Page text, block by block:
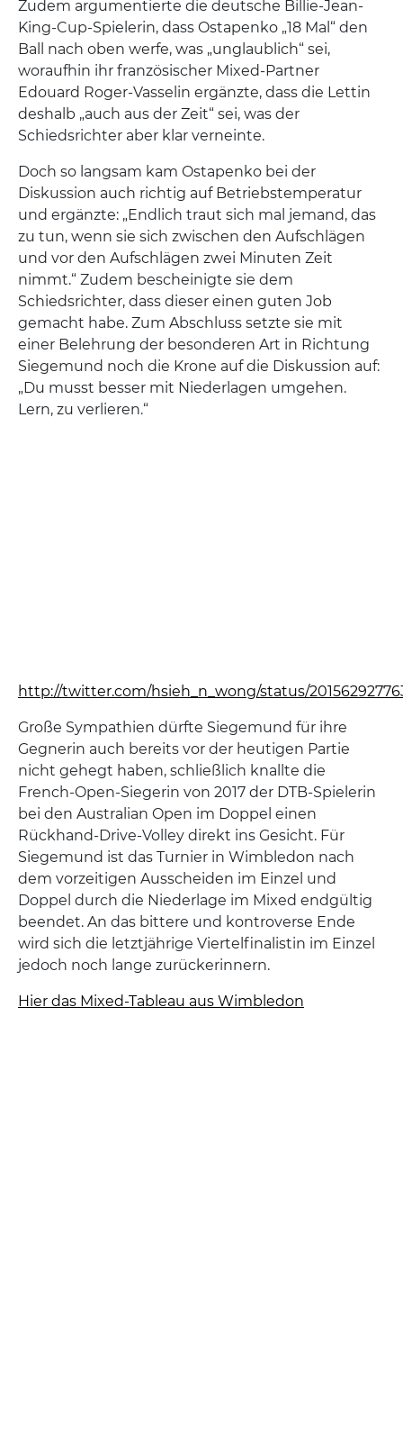
Zudem argumentierte die deutsche Billie-Jean-
King-Cup-Spielerin, dass Ostapenko „18 Mal“ den
Ball nach oben werfe, was „unglaublich“ sei,
woraufhin ihr französischer Mixed-Partner
Edouard Roger-Vasselin ergänzte, dass die Lettin
deshalb „auch aus der Zeit“ sei, was der
Schiedsrichter aber klar verneinte.
Doch so langsam kam Ostapenko bei der
Diskussion auch richtig auf Betriebstemperatur
und ergänzte: „Endlich traut sich mal jemand, das
zu tun, wenn sie sich zwischen den Aufschlägen
und vor den Aufschlägen zwei Minuten Zeit
nimmt.“ Zudem bescheinigte sie dem
Schiedsrichter, dass dieser einen guten Job
gemacht habe. Zum Abschluss setzte sie mit
einer Belehrung der besonderen Art in Richtung
Siegemund noch die Krone auf die Diskussion auf:
„Du musst besser mit Niederlagen umgehen.
Lern, zu verlieren.“
http://twitter.com/hsieh_n_wong/status/
Große Sympathien dürfte Siegemund für ihre
Gegnerin auch bereits vor der heutigen Partie
nicht gehegt haben, schließlich knallte die
French-Open-Siegerin von 2017 der DTB-Spielerin
bei den Australian Open im Doppel einen
Rückhand-Drive-Volley direkt ins Gesicht. Für
Siegemund ist das Turnier in Wimbledon nach
dem vorzeitigen Ausscheiden im Einzel und
Doppel durch die Niederlage im Mixed endgültig
beendet. An das bittere und kontroverse Ende
wird sich die letztjährige Viertelfinalistin im Einzel
jedoch noch lange zurückerinnern.
Hier das Mixed-Tableau aus Wimbledon